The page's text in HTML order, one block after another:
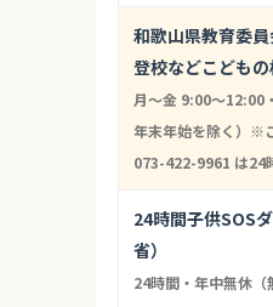
和歌山県教育委
登校などこどもの
月〜金 9:00〜12:00
年末年始を除く）※
073-422-9961 は24
24時間子供SOS
省）
24時間・年中無休（